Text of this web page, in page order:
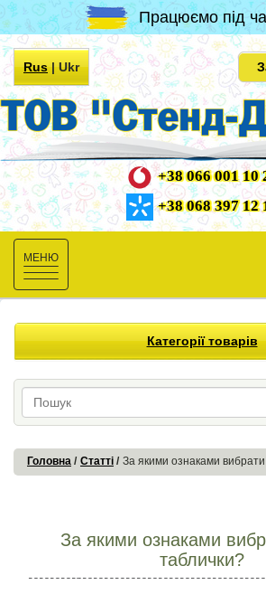
Працюємо під
Rus|Ukr
+38 066 001 10
+38 068 397 12
Toggle
navigation
Категорії товарів
Головна Статті За якими ознаками вибрати
За якими ознаками
таблички?